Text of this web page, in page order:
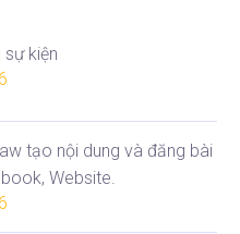
sự kiện
tạo nội dung và đăng bài
Website.